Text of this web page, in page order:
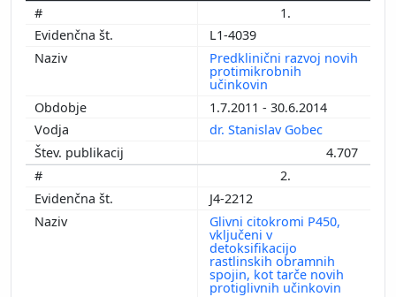
1.
L1-4039
Predklinični razvoj novih
protimikrobnih
učinkovin
1.7.2011 - 30.6.2014
dr. Stanislav Gobec
4.707
2.
J4-2212
Glivni citokromi P450,
vključeni v
detoksifikacijo
rastlinskih obramnih
spojin, kot tarče novih
protiglivnih učinkovin